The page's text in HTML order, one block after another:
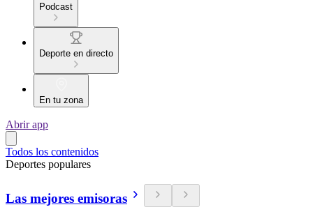
Podcast
Deporte en directo
En tu zona
Abrir app
Todos los contenidos
Deportes populares
Las mejores emisoras